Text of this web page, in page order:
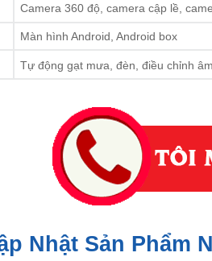
Camera 360 độ, camera cập lề,
Màn hình Android, Android box
Tự động gạt mưa, đèn, điều chỉnh
Nhật Sản Phẩm